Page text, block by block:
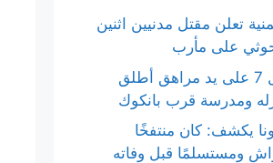
تعلن مقتل مدنيين اثنين
على مأرب
تايلاند: مقتل 7 على يد مراهق أطلق
ومدرسة قرب بانكوك
يكشف: كان منتفخًا
ومستسلمًا قبل وفاته